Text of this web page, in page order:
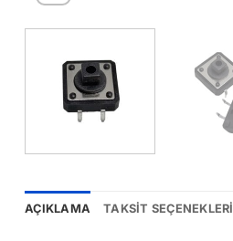
AÇIKLAMA TAKSIT SEÇENEKLERI